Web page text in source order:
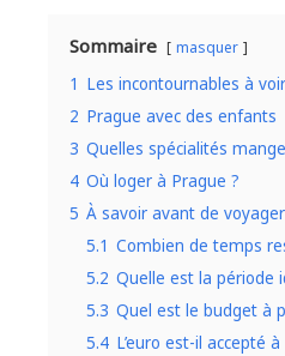
Sommaire masquer
1 Les incontournables à
2 Prague avec des enfants
3 Quelles spécialités
4 Où loger à Prague ?
5 À savoir avant de
5.1 Combien de temps
5.2 Quelle est la période
5.3 Quel est le budget à
5.4 L’euro est-il accepté